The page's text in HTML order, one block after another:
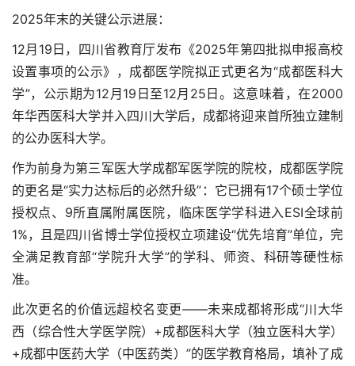
2025年末的关键公示进展：
12月19日，四川省教育厅发布《2025年第四批拟申报高校
设置事项的公示》，成都医学院拟正式更名为“成都医科大
学”，公示期为12月19日至12月25日。这意味着，在2000
年华西医科大学并入四川大学后，成都将迎来首所独立建制
的公办医科大学。
作为前身为第三军医大学成都军医学院的院校，成都医学院
的更名是“实力达标后的必然升级”：它已拥有17个硕士学位
授权点、9所直属附属医院，临床医学学科进入ESI全球前
1%，且是四川省博士学位授权立项建设“优先培育”单位，完
全满足教育部“学院升大学”的学科、师资、科研等硬性标
准。
此次更名的价值远超校名变更——未来成都将形成“川大华
西（综合性大学医学院）+成都医科大学（独立医科大学）
+成都中医药大学（中医药类）”的医学教育格局，填补了成